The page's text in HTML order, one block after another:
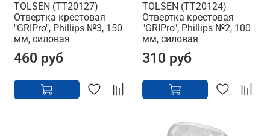
TOLSEN (TT20127)
Отвертка крестовая
"GRIPro", Phillips №3, 150
мм, силовая
460 руб
TOLSEN (TT20124)
Отвертка крестовая
"GRIPro", Phillips №2, 100
мм, силовая
310 руб